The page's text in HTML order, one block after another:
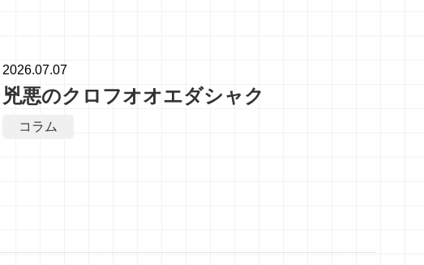
2026.07.07
兇悪のクロフオオエダシャク
コラム